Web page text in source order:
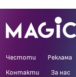
Честоти Реклама
Контакти За нас